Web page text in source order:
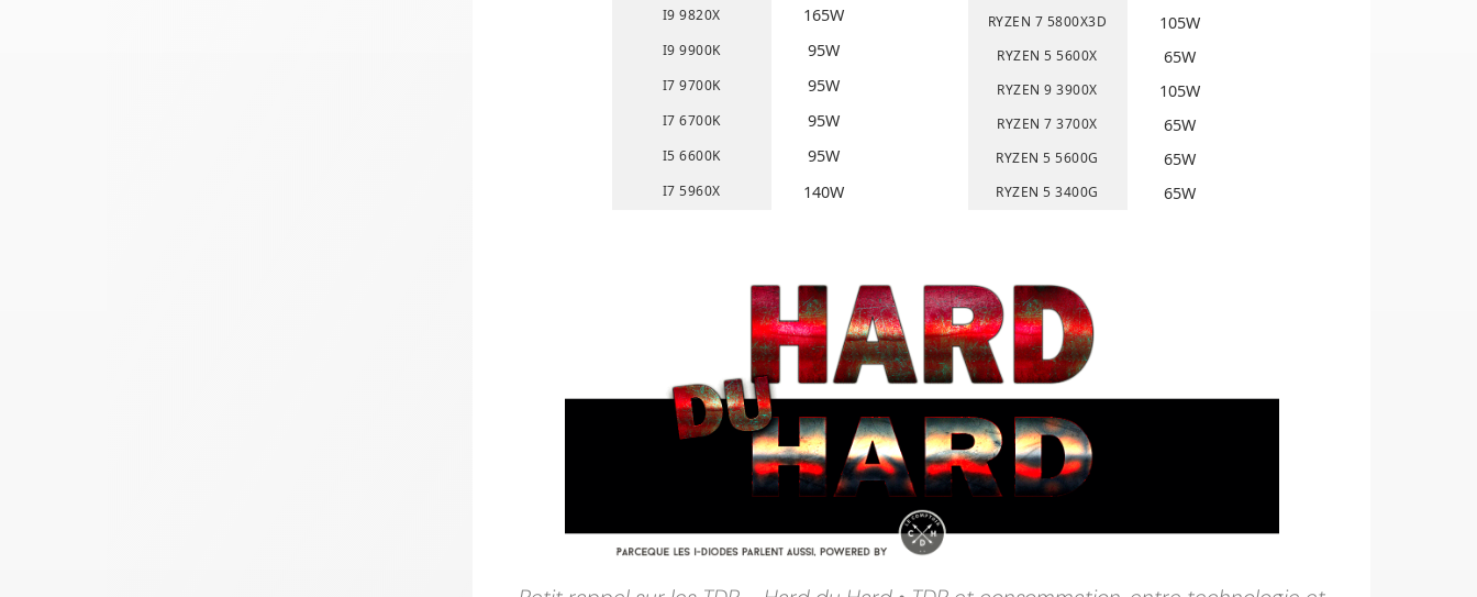
I9 9820X 165W
I9 9900K 95W
I7 9700K 95W
I7 6700K 95W
I5 6600K 95W
I7 5960X 140W
RYZEN 7 5800X3D 105W
RYZEN 5 5600X 65W
RYZEN 9 3900X 105W
RYZEN 7 3700X 65W
RYZEN 5 5600G 65W
RYZEN 5 3400G 65W